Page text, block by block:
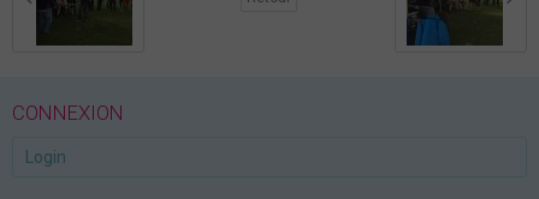
CONNEXION